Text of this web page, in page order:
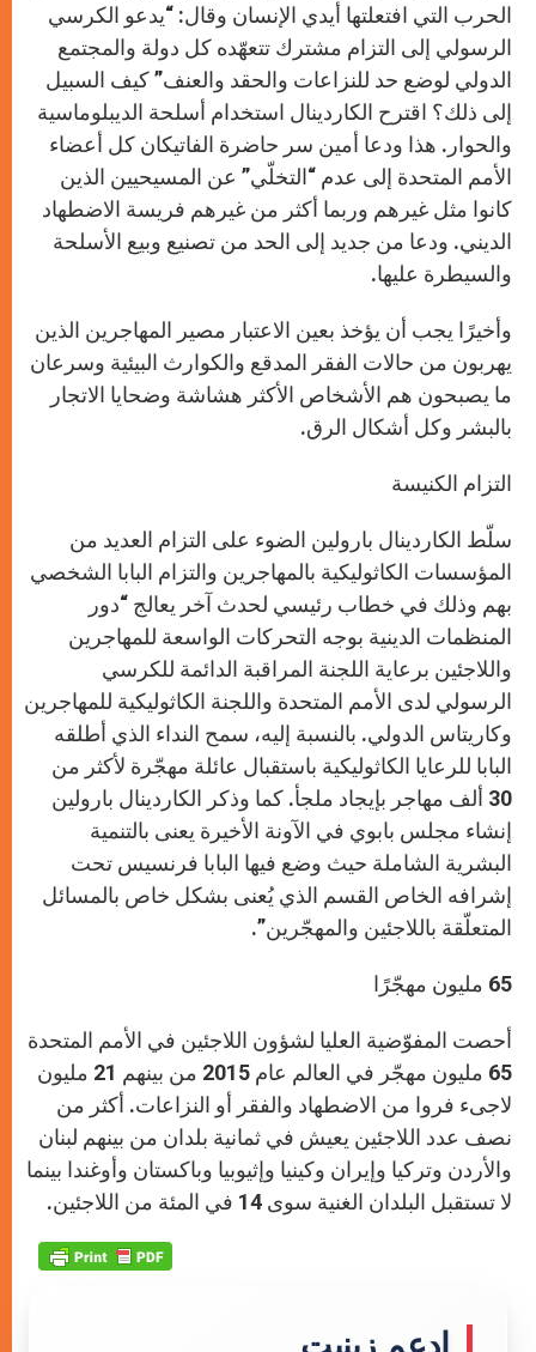
الحرب التي افتعلتها أيدي الإنسان وقال: “يدعو الكرسي
الرسولي إلى التزام مشترك تتعهّده كل دولة والمجتمع
الدولي لوضع حد للنزاعات والحقد والعنف” كيف السبيل
إلى ذلك؟ اقترح الكاردينال استخدام أسلحة الديبلوماسية
والحوار. هذا ودعا أمين سر حاضرة الفاتيكان كل أعضاء
الأمم المتحدة إلى عدم “التخلّي” عن المسيحيين الذين
كانوا مثل غيرهم وربما أكثر من غيرهم فريسة الاضطهاد
الديني. ودعا من جديد إلى الحد من تصنيع وبيع الأسلحة
والسيطرة عليها.
وأخيرًا يجب أن يؤخذ بعين الاعتبار مصير المهاجرين الذين
يهربون من حالات الفقر المدقع والكوارث البيئية وسرعان
ما يصبحون هم الأشخاص الأكثر هشاشة وضحايا الاتجار
بالبشر وكل أشكال الرق.
التزام الكنيسة
سلّط الكاردينال بارولين الضوء على التزام العديد من
المؤسسات الكاثوليكية بالمهاجرين والتزام البابا الشخصي
بهم وذلك في خطاب رئيسي لحدث آخر يعالج “دور
المنظمات الدينية بوجه التحركات الواسعة للمهاجرين
واللاجئين برعاية اللجنة المراقبة الدائمة للكرسي
الرسولي لدى الأمم المتحدة واللجنة الكاثوليكية للمهاجرين
وكاريتاس الدولي. بالنسبة إليه، سمح النداء الذي أطلقه
البابا للرعايا الكاثوليكية باستقبال عائلة مهجّرة لأكثر من
30 ألف مهاجر بإيجاد ملجأ. كما وذكر الكاردينال بارولين
إنشاء مجلس بابوي في الآونة الأخيرة يعنى بالتنمية
البشرية الشاملة حيث وضع فيها البابا فرنسيس تحت
إشرافه الخاص القسم الذي يُعنى بشكل خاص بالمسائل
المتعلّقة باللاجئين والمهجّرين”.
65 مليون مهجّرًا
أحصت المفوّضية العليا لشؤون اللاجئين في الأمم المتحدة
65 مليون مهجّر في العالم عام 2015 من بينهم 21 مليون
لاجىء فروا من الاضطهاد والفقر أو النزاعات. أكثر من
نصف عدد اللاجئين يعيش في ثمانية بلدان من بينهم لبنان
والأردن وتركيا وإيران وكينيا وإثيوبيا وباكستان وأوغندا بينما
لا تستقبل البلدان الغنية سوى 14 في المئة من اللاجئين.